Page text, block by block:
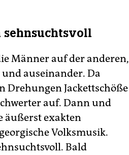
sehnsuchtsvoll
Männer auf der anderen,
auseinander. Da
Drehungen Jackettschöße
auf. Dann und
äußerst exakten
Volksmusik.
Bald